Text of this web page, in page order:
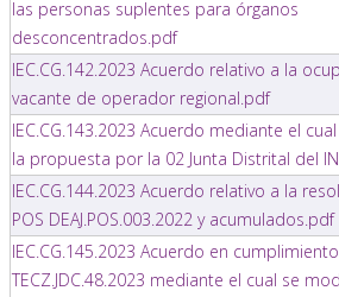
las personas suplentes para órganos
desconcentrados.pdf
IEC.CG.142.2023 Acuerdo relativo a la
vacante de operador regional.pdf
IEC.CG.143.2023 Acuerdo mediante el
la propuesta por la 02 Junta Distrital del
IEC.CG.144.2023 Acuerdo relativo a la
POS DEAJ.POS.003.2022 y acumulados.pdf
IEC.CG.145.2023 Acuerdo en
TECZ.JDC.48.2023 mediante el cual se